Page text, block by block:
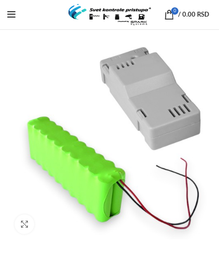
0
/ 0.00 RSD